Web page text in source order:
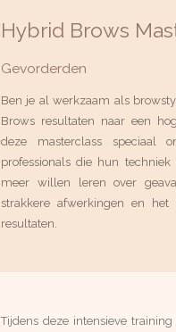
Hybrid Brows
Gevorderden
Ben je al werkzaam als
Brows resultaten naar een
deze masterclass speciaal
professionals die hun
meer willen leren over
strakkere afwerkingen en het
resultaten.
Tijdens deze intensieve